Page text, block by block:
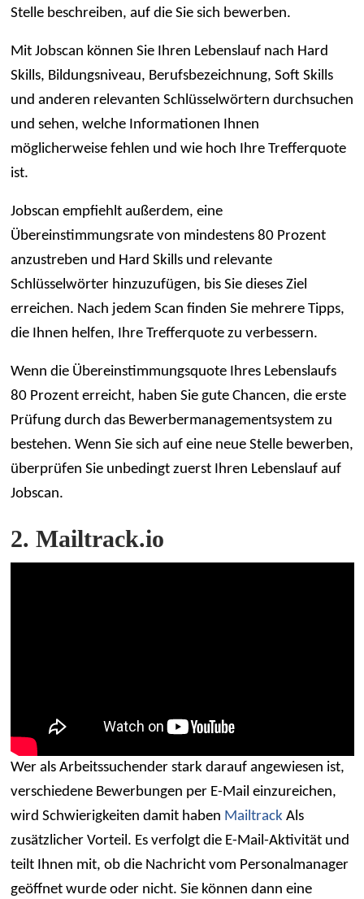
Stelle beschreiben, auf die Sie sich bewerben.
Mit Jobscan können Sie Ihren Lebenslauf nach Hard
Skills, Bildungsniveau, Berufsbezeichnung, Soft Skills
und anderen relevanten Schlüsselwörtern durchsuchen
und sehen, welche Informationen Ihnen
möglicherweise fehlen und wie hoch Ihre Trefferquote
ist.
Jobscan empfiehlt außerdem, eine
Übereinstimmungsrate von mindestens 80 Prozent
anzustreben und Hard Skills und relevante
Schlüsselwörter hinzuzufügen, bis Sie dieses Ziel
erreichen. Nach jedem Scan finden Sie mehrere Tipps,
die Ihnen helfen, Ihre Trefferquote zu verbessern.
Wenn die Übereinstimmungsquote Ihres Lebenslaufs
80 Prozent erreicht, haben Sie gute Chancen, die erste
Prüfung durch das Bewerbermanagementsystem zu
bestehen. Wenn Sie sich auf eine neue Stelle bewerben,
überprüfen Sie unbedingt zuerst Ihren Lebenslauf auf
Jobscan.
2. Mailtrack.io
Wer als Arbeitssuchender stark darauf angewiesen ist,
verschiedene Bewerbungen per E-Mail einzureichen,
wird Schwierigkeiten damit haben MailtrackAls
zusätzlicher Vorteil. Es verfolgt die E-Mail-Aktivität und
teilt Ihnen mit, ob die Nachricht vom Personalmanager
geöffnet wurde oder nicht. Sie können dann eine